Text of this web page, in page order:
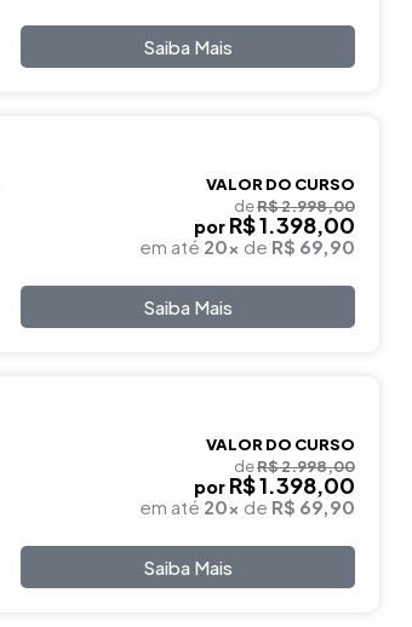
Saiba Mais
VALOR DO CURSO
deR$ 2.998,00
por R$ 1.398,00
em até 20x de R$ 69,90
Saiba Mais
VALOR DO CURSO
deR$ 2.998,00
por R$ 1.398,00
em até 20x de R$ 69,90
Saiba Mais